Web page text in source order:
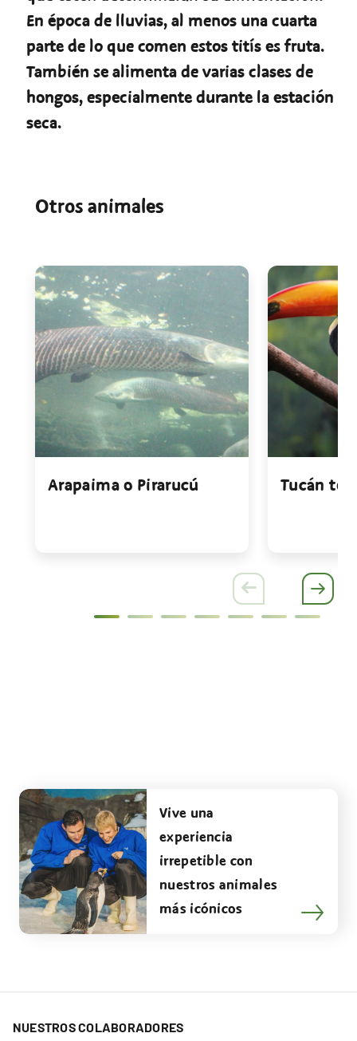
En época de lluvias, al menos una cuarta
parte de lo que comen estos titís es fruta.
También se alimenta de varias clases de
hongos, especialmente durante la estación
seca.
Otros animales
Arapaima o Pirarucú Tucán
Vive una
experiencia
irrepetible con
nuestros animales
más icónicos
NUESTROS COLABORADORES